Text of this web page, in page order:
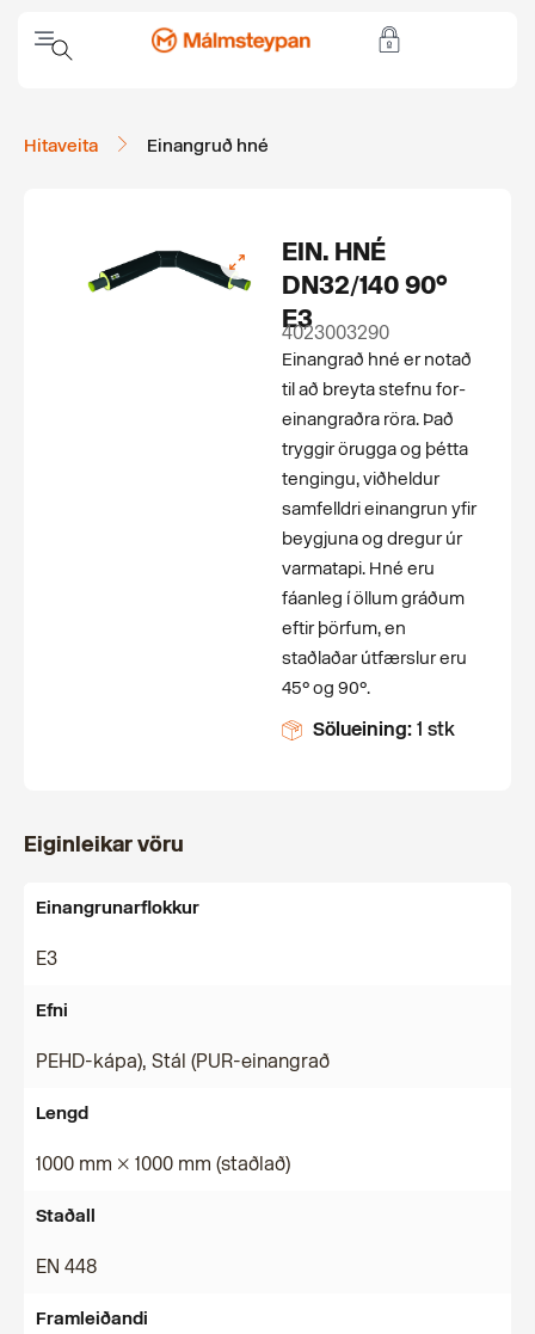
Hitaveita Einangruð hné
EIN. HNÉ
DN32/140 90°
E3
4023003290
Einangrað hné er notað
til að breyta stefnu for­
einangraðra röra. Það
tryggir örugga og þétta
tengingu, viðheldur
samfelldri einangrun yfir
beygjuna og dregur úr
varmatapi. Hné eru
fáanleg í öllum gráðum
eftir þörfum, en
staðlaðar útfærslur eru
45° og 90°.
Sölueining:1 stk
Eiginleikar vöru
Einangrunarflokkur
E3
Efni
PEHD-kápa), Stál (PUR-einangrað
Lengd
1000 mm × 1000 mm (staðlað)
Staðall
EN 448
Framleiðandi